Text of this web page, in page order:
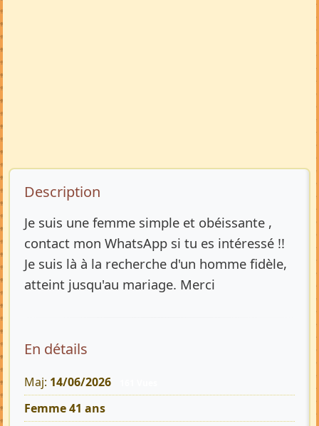
Description de l’annonce
Description
Je suis une femme simple et obéissante ,
contact mon WhatsApp si tu es intéressé !!
Je suis là à la recherche d'un homme fidèle,
atteint jusqu'au mariage. Merci
En détails
Maj: 14/06/2026
Femme 41 ans